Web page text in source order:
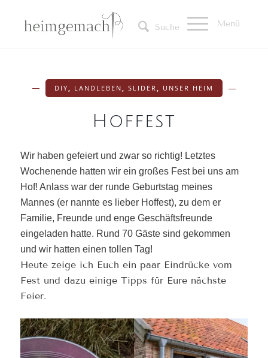
Suche Menü
DIY, LANDLEBEN, SLIDER, UNSER HEIM
Hoffest
Wir haben gefeiert und zwar so richtig! Letztes
Wochenende hatten wir ein großes Fest bei uns am
Hof! Anlass war der runde Geburtstag meines
Mannes (er nannte es lieber Hoffest), zu dem er
Familie, Freunde und enge Geschäftsfreunde
eingeladen hatte. Rund 70 Gäste sind gekommen
und wir hatten einen tollen Tag!
Heute zeige ich Euch ein paar Eindrücke vom
Fest und dazu einige Tipps für Eure nächste
Feier.